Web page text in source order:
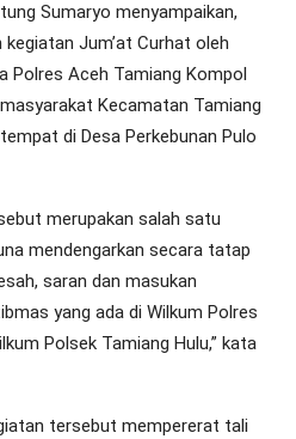
Sumaryo menyampaikan,
Jum’at Curhat oleh
Polres Aceh Tamiang Kompol
Kecamatan Tamiang
di Desa Perkebunan Pulo
merupakan salah satu
mendengarkan secara tatap
saran dan masukan
yang ada di Wilkum Polres
Polsek Tamiang Hulu,” kata
tersebut mempererat tali